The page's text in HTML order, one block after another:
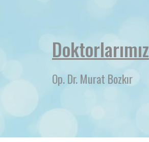
Doktorlarımız
Op. Dr. Murat Bozkır